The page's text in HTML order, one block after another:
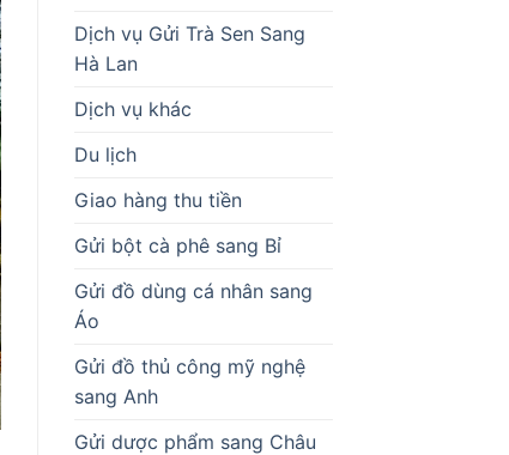
Dịch vụ Gửi Trà Sen Sang
Hà Lan
Dịch vụ khác
Du lịch
Giao hàng thu tiền
Gửi bột cà phê sang Bỉ
Gửi đồ dùng cá nhân sang
Áo
Gửi đồ thủ công mỹ nghệ
sang Anh
Gửi dược phẩm sang Châu